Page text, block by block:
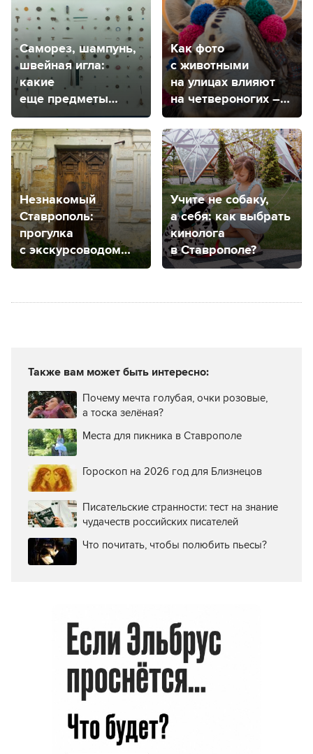
Саморез, шампунь,
швейная игла:
какие
еще предметы
извлекают
из маленьких
пациентов врачи
в Ставрополе?
Как фото
с животными
на улицах влияют
на четвероногих –
рассказала
ветеринар
из Ставрополя
Незнакомый
Ставрополь:
прогулка
с экскурсоводом
для тех, кто гулял
Учите не собаку,
а себя: как выбрать
кинолога
в Ставрополе?
Также вам может быть интересно:
Почему мечта голубая, очки розовые,
а тоска зелёная?
Места для пикника в Ставрополе
Гороскоп на 2026 год для Близнецов
Писательские странности: тест на знание
чудачеств российских писателей
Что почитать, чтобы полюбить пьесы?